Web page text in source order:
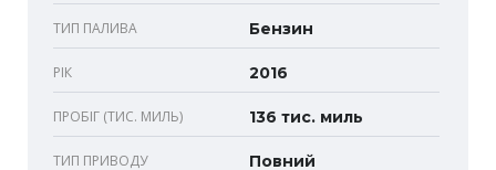
ТИП ПАЛИВА Бензин
РІК 2016
ПРОБІГ (ТИС. МИЛЬ) 136 тис. миль
ТИП ПРИВОДУ Повний